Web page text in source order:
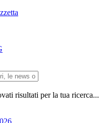
risultati per la tua ricerca...